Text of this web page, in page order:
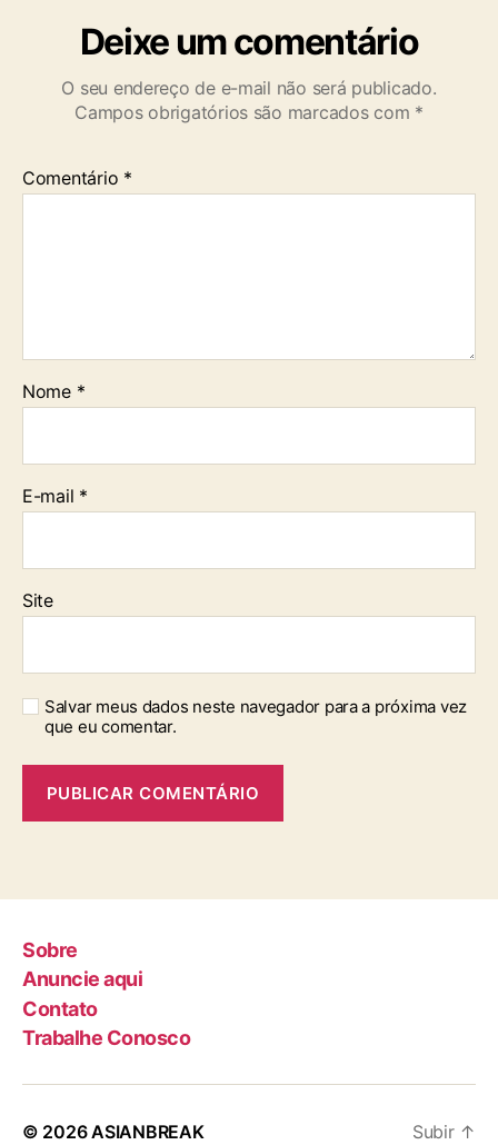
Deixe um comentário
O seu endereço de e-mail não será publicado.
Campos obrigatórios são marcados com *
Comentário *
Nome *
E-mail *
Site
Salvar meus dados neste navegador para a próxima vez
que eu comentar.
Sobre
Anuncie aqui
Contato
Trabalhe Conosco
© 2026ASIANBREAK Subir ↑